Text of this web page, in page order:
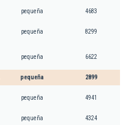
pequeña 4683
pequeña 8299
pequeña 6622
pequeña 2899
pequeña 4941
pequeña 4324